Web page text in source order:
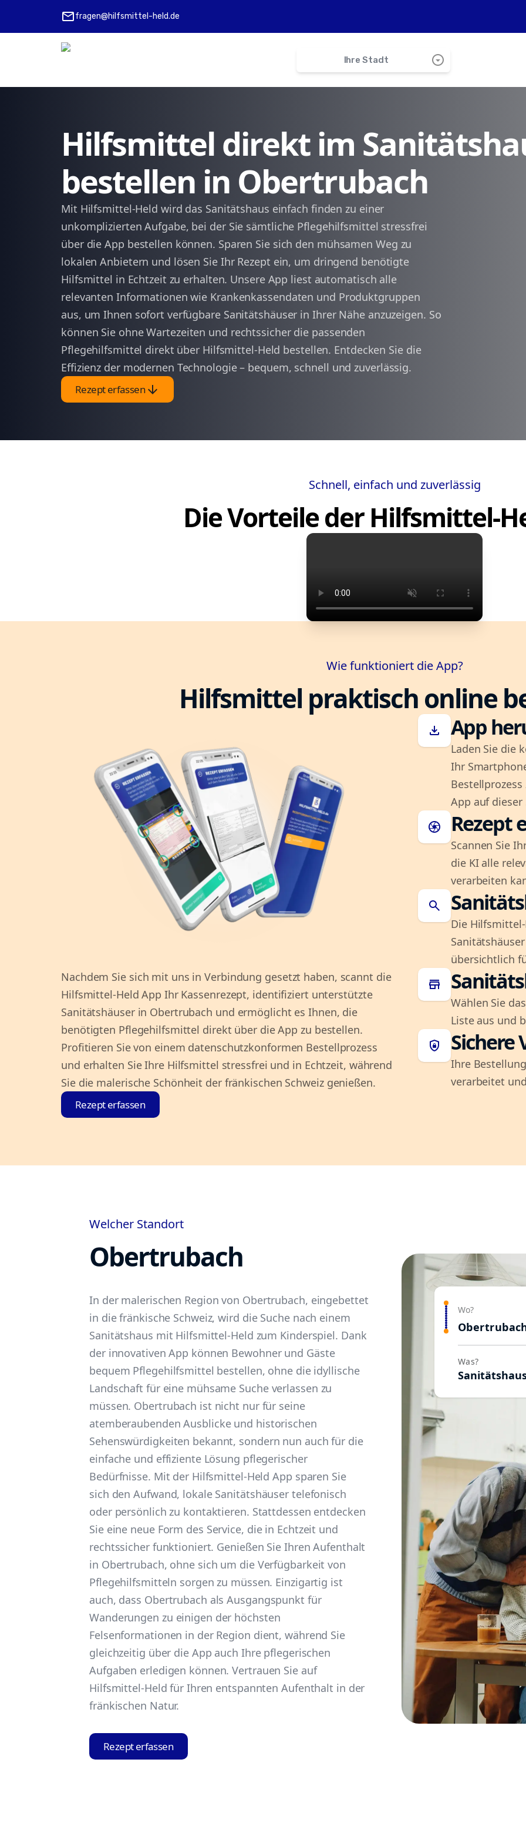
mailfragen@hilfsmittel-held.de
Ihre Stadt arrow_drop_down_circle
Hiltpoltstein
Betzenstein
Simmelsdorf
Gräfenberg
arrow_back 1 arrow_forward
Hilfsmittel direkt im
bestellen in Obertrubach
Mit Hilfsmittel-Held wird das Sanitätshaus einfach finden zu einer
unkomplizierten Aufgabe, bei der Sie sämtliche Pflegehilfsmittel stressfrei
über die App bestellen können. Sparen Sie sich den mühsamen Weg zu
lokalen Anbietern und lösen Sie Ihr Rezept ein, um dringend benötigte
Hilfsmittel in Echtzeit zu erhalten. Unsere App liest automatisch alle
relevanten Informationen wie Krankenkassendaten und Produktgruppen
aus, um Ihnen sofort verfügbare Sanitätshäuser in Ihrer Nähe anzuzeigen. So
können Sie ohne Wartezeiten und rechtssicher die passenden
Pflegehilfsmittel direkt über Hilfsmittel-Held bestellen. Entdecken Sie die
Effizienz der modernen Technologie – bequem, schnell und zuverlässig.
Rezept erfassenarrow_downward
Schnell, einfach und zuverlässig
Die Vorteile der Hilfsmittel-
Wie funktioniert die App?
Hilfsmittel praktisch online
Nachdem Sie sich mit uns in Verbindung gesetzt haben, scannt die
Hilfsmittel-Held App Ihr Kassenrezept, identifiziert unterstützte
Sanitätshäuser in Obertrubach und ermöglicht es Ihnen, die
benötigten Pflegehilfsmittel direkt über die App zu bestellen.
Profitieren Sie von einem datenschutzkonformen Bestellprozess
und erhalten Sie Ihre Hilfsmittel stressfrei und in Echtzeit, während
Sie die malerische Schönheit der fränkischen Schweiz genießen.
Rezept erfassen
download App
Laden Sie die
Ihr
App auf dieser
camera Rezept
Scannen Sie
die KI alle
verarbeiten
search
Die
übersichtlich
store
Wählen Sie
Liste aus und
shield_lock Sichere
Ihre
verarbeitet
Welcher Standort
Obertrubach
In der malerischen Region von Obertrubach, eingebettet
in die fränkische Schweiz, wird die Suche nach einem
Sanitätshaus mit Hilfsmittel-Held zum Kinderspiel. Dank
der innovativen App können Bewohner und Gäste
bequem Pflegehilfsmittel bestellen, ohne die idyllische
Landschaft für eine mühsame Suche verlassen zu
müssen. Obertrubach ist nicht nur für seine
atemberaubenden Ausblicke und historischen
Sehenswürdigkeiten bekannt, sondern nun auch für die
einfache und effiziente Lösung pflegerischer
Bedürfnisse. Mit der Hilfsmittel-Held App sparen Sie
sich den Aufwand, lokale Sanitätshäuser telefonisch
oder persönlich zu kontaktieren. Stattdessen entdecken
Sie eine neue Form des Service, die in Echtzeit und
rechtssicher funktioniert. Genießen Sie Ihren Aufenthalt
in Obertrubach, ohne sich um die Verfügbarkeit von
Pflegehilfsmitteln sorgen zu müssen. Einzigartig ist
auch, dass Obertrubach als Ausgangspunkt für
Wanderungen zu einigen der höchsten
Felsenformationen in der Region dient, während Sie
gleichzeitig über die App auch Ihre pflegerischen
Aufgaben erledigen können. Vertrauen Sie auf
Hilfsmittel-Held für Ihren entspannten Aufenthalt in der
fränkischen Natur.
Rezept erfassen
Wo?
Was?